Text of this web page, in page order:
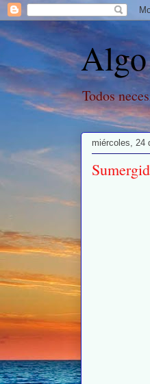
Todos
miércoles, 24